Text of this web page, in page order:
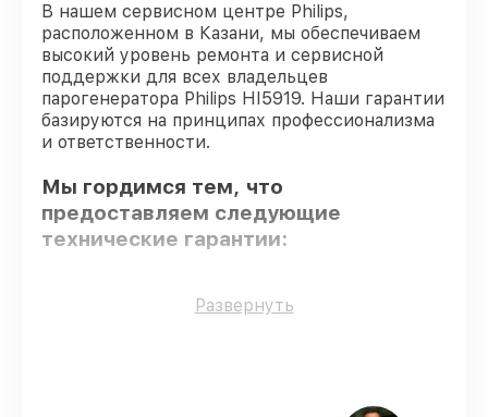
В нашем сервисном центре Philips,
расположенном в Казани, мы обеспечиваем
высокий уровень ремонта и сервисной
поддержки для всех владельцев
парогенератора Philips HI5919. Наши гарантии
базируются на принципах профессионализма
и ответственности.
Мы гордимся тем, что
предоставляем следующие
технические гарантии:
Использование оригинальных
Развернуть